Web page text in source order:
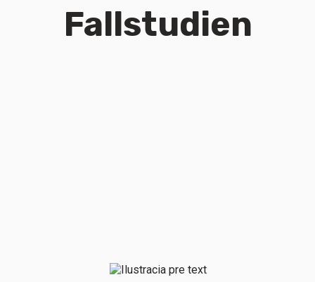
Fallstudien